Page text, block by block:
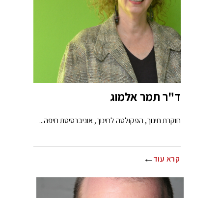
ד"ר תמר אלמוג
חוקרת חינוך, הפקולטה לחינוך, אוניברסיטת חיפה...
קרא עוד